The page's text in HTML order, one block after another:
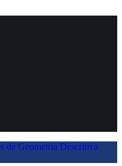
de Geometria Descritiva